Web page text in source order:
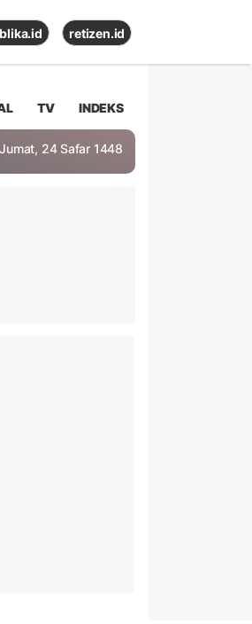
retizen.id
TV INDEKS
| Jumat, 24 Safar 1448